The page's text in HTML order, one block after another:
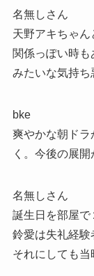
名無しさん
天野アキちゃ
関係っぽい時
みたいな気持ち
bke
爽やかな朝ドラ
く。今後の展開
名無しさん
誕生日を部屋で
鈴愛は失礼経
それにしても当